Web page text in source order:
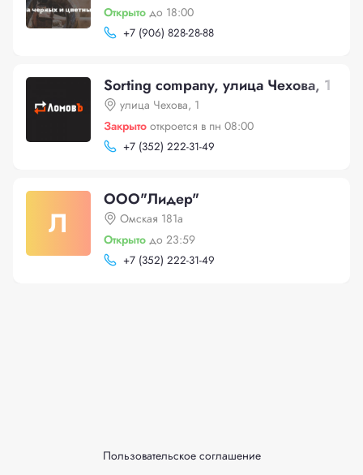
Открыто до 18:00
+7 (906) 828-28-88
Sorting company, улица Чехова, 1
улица Чехова, 1
Закрыто откроется в пн 08:00
+7 (352) 222-31-49
Л
ООО"Лидер"
Омская 181а
Открыто до 23:59
+7 (352) 222-31-49
Пользовательское соглашение